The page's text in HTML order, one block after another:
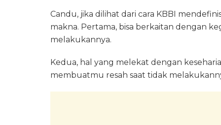
Candu, jika dilihat dari cara KBBI
makna. Pertama, bisa berkaitan dengan
melakukannya.
Kedua, hal yang melekat dengan
membuatmu resah saat tidak